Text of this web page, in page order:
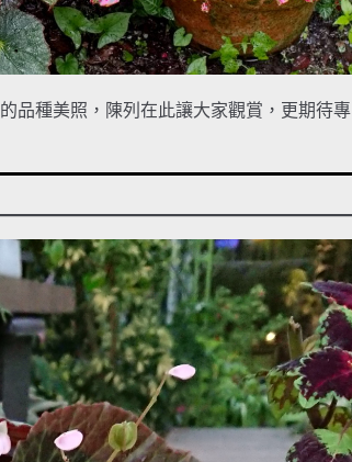
品種美照，陳列在此讓大家觀賞，更期待專